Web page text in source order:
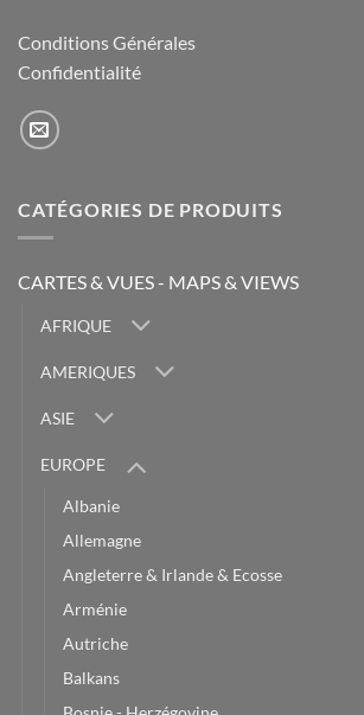
Conditions Générales
Confidentialité
CATÉGORIES DE PRODUITS
CARTES & VUES - MAPS & VIEWS
AFRIQUE
AMERIQUES
ASIE
EUROPE
Albanie
Allemagne
Angleterre & Irlande & Ecosse
Arménie
Autriche
Balkans